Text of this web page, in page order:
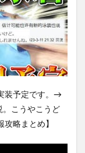
装予定です。→
こうやこうど
略まとめ】